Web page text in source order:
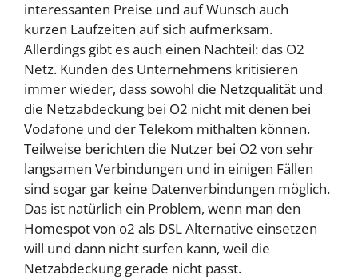
interessanten Preise und auf Wunsch auch
kurzen Laufzeiten auf sich aufmerksam.
Allerdings gibt es auch einen Nachteil: das O2
Netz. Kunden des Unternehmens kritisieren
immer wieder, dass sowohl die Netzqualität und
die Netzabdeckung bei O2 nicht mit denen bei
Vodafone und der Telekom mithalten können.
Teilweise berichten die Nutzer bei O2 von sehr
langsamen Verbindungen und in einigen Fällen
sind sogar gar keine Datenverbindungen möglich.
Das ist natürlich ein Problem, wenn man den
Homespot von o2 als DSL Alternative einsetzen
will und dann nicht surfen kann, weil die
Netzabdeckung gerade nicht passt.